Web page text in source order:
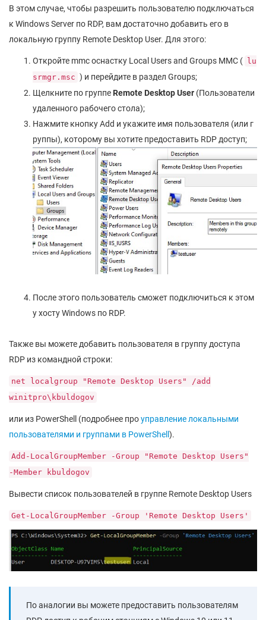
В этом случае, чтобы разрешить пользователю подключаться
к Windows Server по RDP, вам достаточно добавить его в
локальную группу Remote Desktop User. Для этого:
Откройте mmc оснастку Local Users and Groups MMC ( lu
srmgr.msc ) и перейдите в раздел Groups;
Щелкните по группе Remote Desktop User (Пользователи
удаленного рабочего стола);
Нажмите кнопку Add и укажите имя пользователя (или г
руппы), которому вы хотите предоставить RDP доступ;
После этого пользователь сможет подключиться к этом
у хосту Windows по RDP.
Также вы можете добавить пользователя в группу доступа
RDP из командной строки:
net localgroup "Remote Desktop Users" /add
winitpro\kbuldogov
или из PowerShell (подробнее проуправление локальными
пользователями и группами в PowerShell ).
Add-LocalGroupMember -Group "Remote Desktop Users"
-Member kbuldogov
Вывести список пользователей в группе Remote Desktop Users
Get-LocalGroupMember -Group 'Remote Desktop Users'
По аналогии вы можете предоставить пользователям